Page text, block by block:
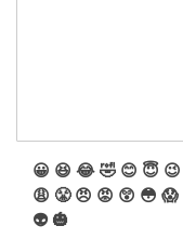
😀 😆 😂🤣 😊 😇 😉
😩 😤 😠 😡 😲 😳 😱
👽 🎃